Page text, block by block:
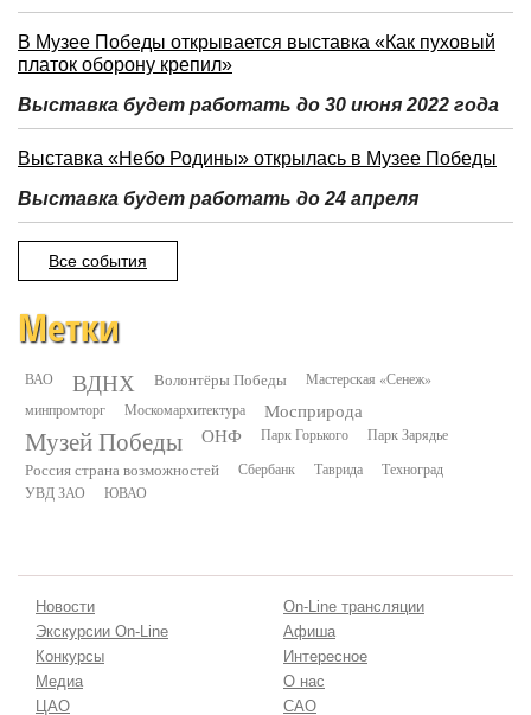
В Музее Победы открывается выставка «Как пуховый
платок оборону крепил»
Выставка будет работать до 30 июня 2022 года
Выставка «Небо Родины» открылась в Музее Победы
Выставка будет работать до 24 апреля
Все события
Метки
ВАО ВДНХ Волонтёры Победы
Мастерская «Сенеж»
минпромторг
Москомархитектура Мосприрода
Музей Победы ОНФ Парк Горького Парк Зарядье
Россия страна возможностей Сбербанк Таврида
Техноград
УВД ЗАО
ЮВАО
Новости
On-Line трансляции
Экскурсии On-Line
Афиша
Конкурсы
Интересное
Медиа
О нас
ЦАО
САО